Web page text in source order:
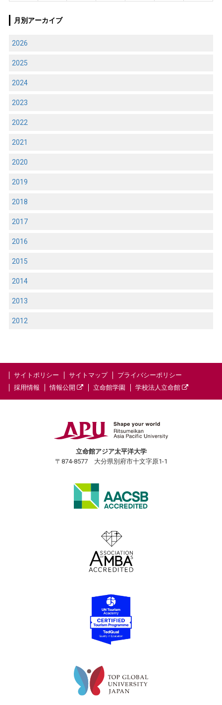
月別アーカイブ
2026
2025
2024
2023
2022
2021
2020
2019
2018
2017
2016
2015
2014
2013
2012
サイトポリシー サイトマップ
プライバシーポリシー
採用情報
情報公開 立命館学園 学校法人立命館
立命館アジア太平洋大学
〒874-8577 大分県別府市十文字原1-1